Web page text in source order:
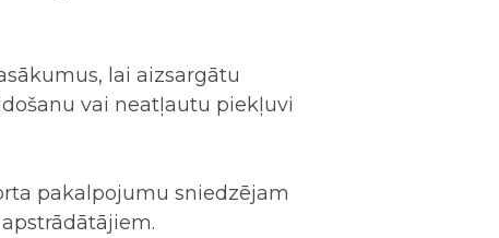
lai aizsargātu
vai neatļautu piekļuvi
pakalpojumu sniedzējam